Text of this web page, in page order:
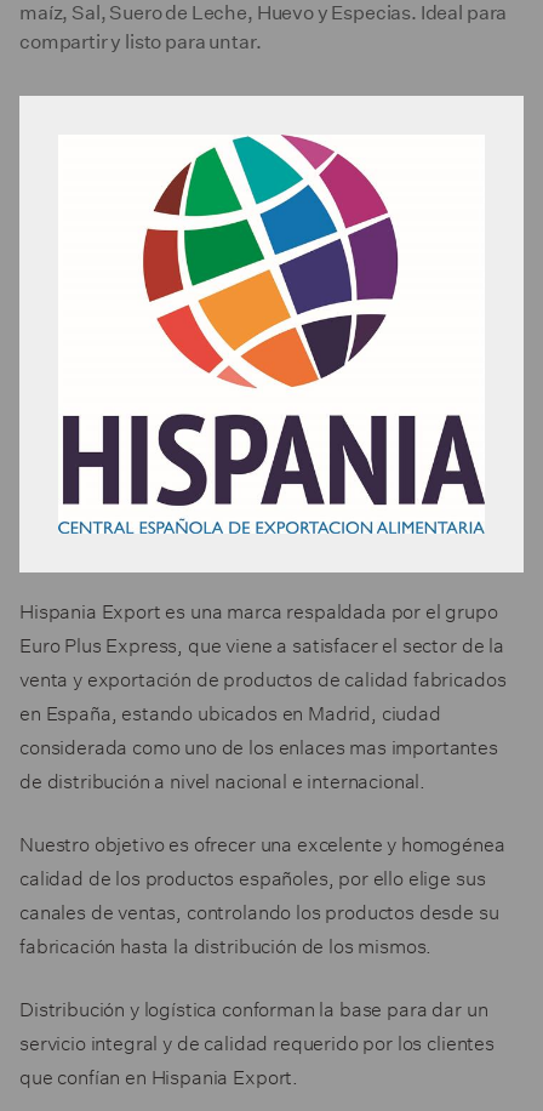
maíz, Sal, Suero de Leche, Huevo y Especias. Ideal para
compartir y listo para untar.
Hispania Export es una marca respaldada por el grupo
Euro Plus Express, que viene a satisfacer el sector de la
venta y exportación de productos de calidad fabricados
en España, estando ubicados en Madrid, ciudad
considerada como uno de los enlaces mas importantes
de distribución a nivel nacional e internacional.
Nuestro objetivo es ofrecer una excelente y homogénea
calidad de los productos españoles, por ello elige sus
canales de ventas, controlando los productos desde su
fabricación hasta la distribución de los mismos.
Distribución y logística conforman la base para dar un
servicio integral y de calidad requerido por los clientes
que confían en Hispania Export.